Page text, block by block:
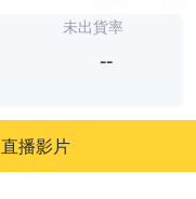
未出貨率
--
直播影片